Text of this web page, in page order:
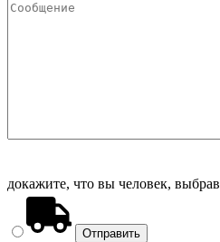
докажите, что вы человек, выбрав